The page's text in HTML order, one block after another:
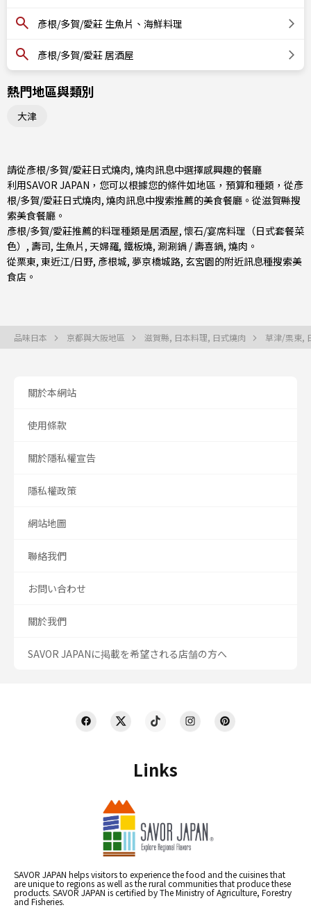
彥根/多賀/愛莊 生魚片、海鮮料理
彥根/多賀/愛莊 居酒屋
熱門地區與類別
大津
請從彥根/多賀/愛莊日式燒肉, 燒肉訊息中選擇感興趣的餐廳
利用SAVOR JAPAN，您可以根據您的條件如地區，預算和種類，從彥
根/多賀/愛莊日式燒肉, 燒肉訊息中搜索推薦的美食餐廳。從滋賀縣搜
索美食餐廳。
彥根/多賀/愛莊推薦的料理種類是居酒屋, 懷石/宴席料理（日式套餐菜
色） , 壽司, 生魚片 , 天婦羅, 鐵板燒, 涮涮鍋 / 壽喜鍋, 燒肉 。
從栗東, 東近江/日野, 彥根城, 夢京橋城路, 玄宮園的附近訊息種搜索美
食店。
品味日本 京都與大阪地區 滋賀縣, 日本料理, 日式燒肉 草津/栗東,
Links
SAVOR JAPAN helps visitors to experience the food and the cuisines that
are unique to regions as well as the rural communities that produce these
products. SAVOR JAPAN is certified by The Ministry of Agriculture, Forestry
and Fisheries.
關於本網站
使用條款
關於隱私權宣告
隱私權政策
網站地圖
聯絡我們
お問い合わせ
關於我們
SAVOR JAPANに掲載を希望される店舗の方へ